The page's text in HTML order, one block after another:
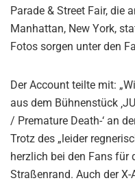
Parade & Street Fair, die
Manhattan, New York,
Fotos sorgen unter den
Der Account teilte mit:
aus dem Bühnenstück
/ Premature Death-‘ an
Trotz des „leider
herzlich bei den Fans für
Straßenrand. Auch der